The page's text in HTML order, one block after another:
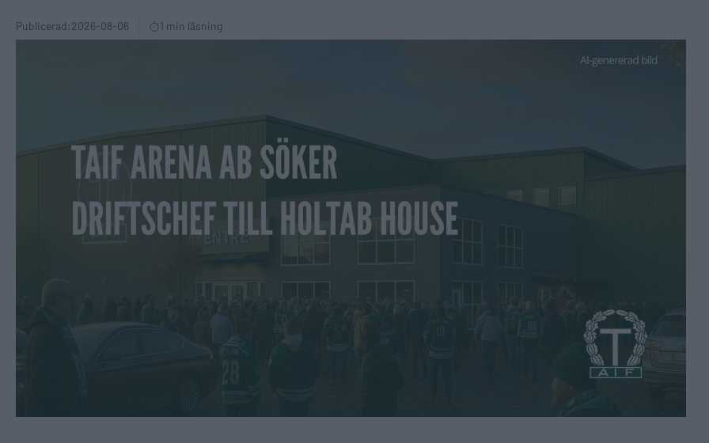
Publicerad:2026-08-06 1 min läsning